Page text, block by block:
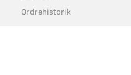
Ordrehistorik